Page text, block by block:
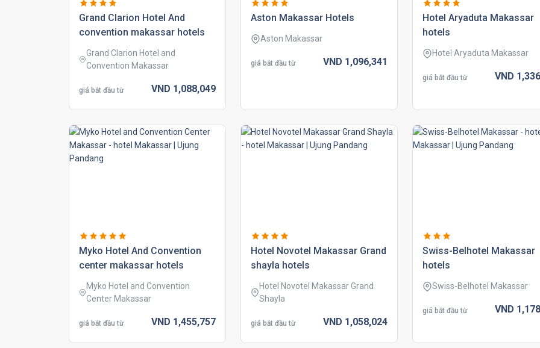
grand clarion hotel and
convention makassar hotels
Grand Clarion Hotel and
Convention Makassar
giá bắt đầu từ VND 1,088,049
aston makassar hotels
Aston Makassar
giá bắt đầu từ VND 1,096,341
hotel aryaduta makassar
hotels
Hotel Aryaduta Makassar
giá bắt đầu từ VND
myko hotel and convention
center makassar hotels
Myko Hotel and Convention
Center Makassar
giá bắt đầu từ VND 1,455,757
hotel novotel makassar grand
shayla hotels
Hotel Novotel Makassar Grand
Shayla
giá bắt đầu từ VND 1,058,024
swiss-belhotel makassar
hotels
Swiss-Belhotel Makassar
giá bắt đầu từ VND